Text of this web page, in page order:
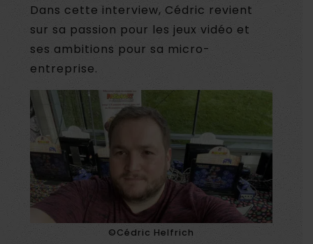
Dans cette interview, Cédric revient
sur sa passion pour les jeux vidéo et
ses ambitions pour sa micro-
entreprise.
©Cédric Helfrich